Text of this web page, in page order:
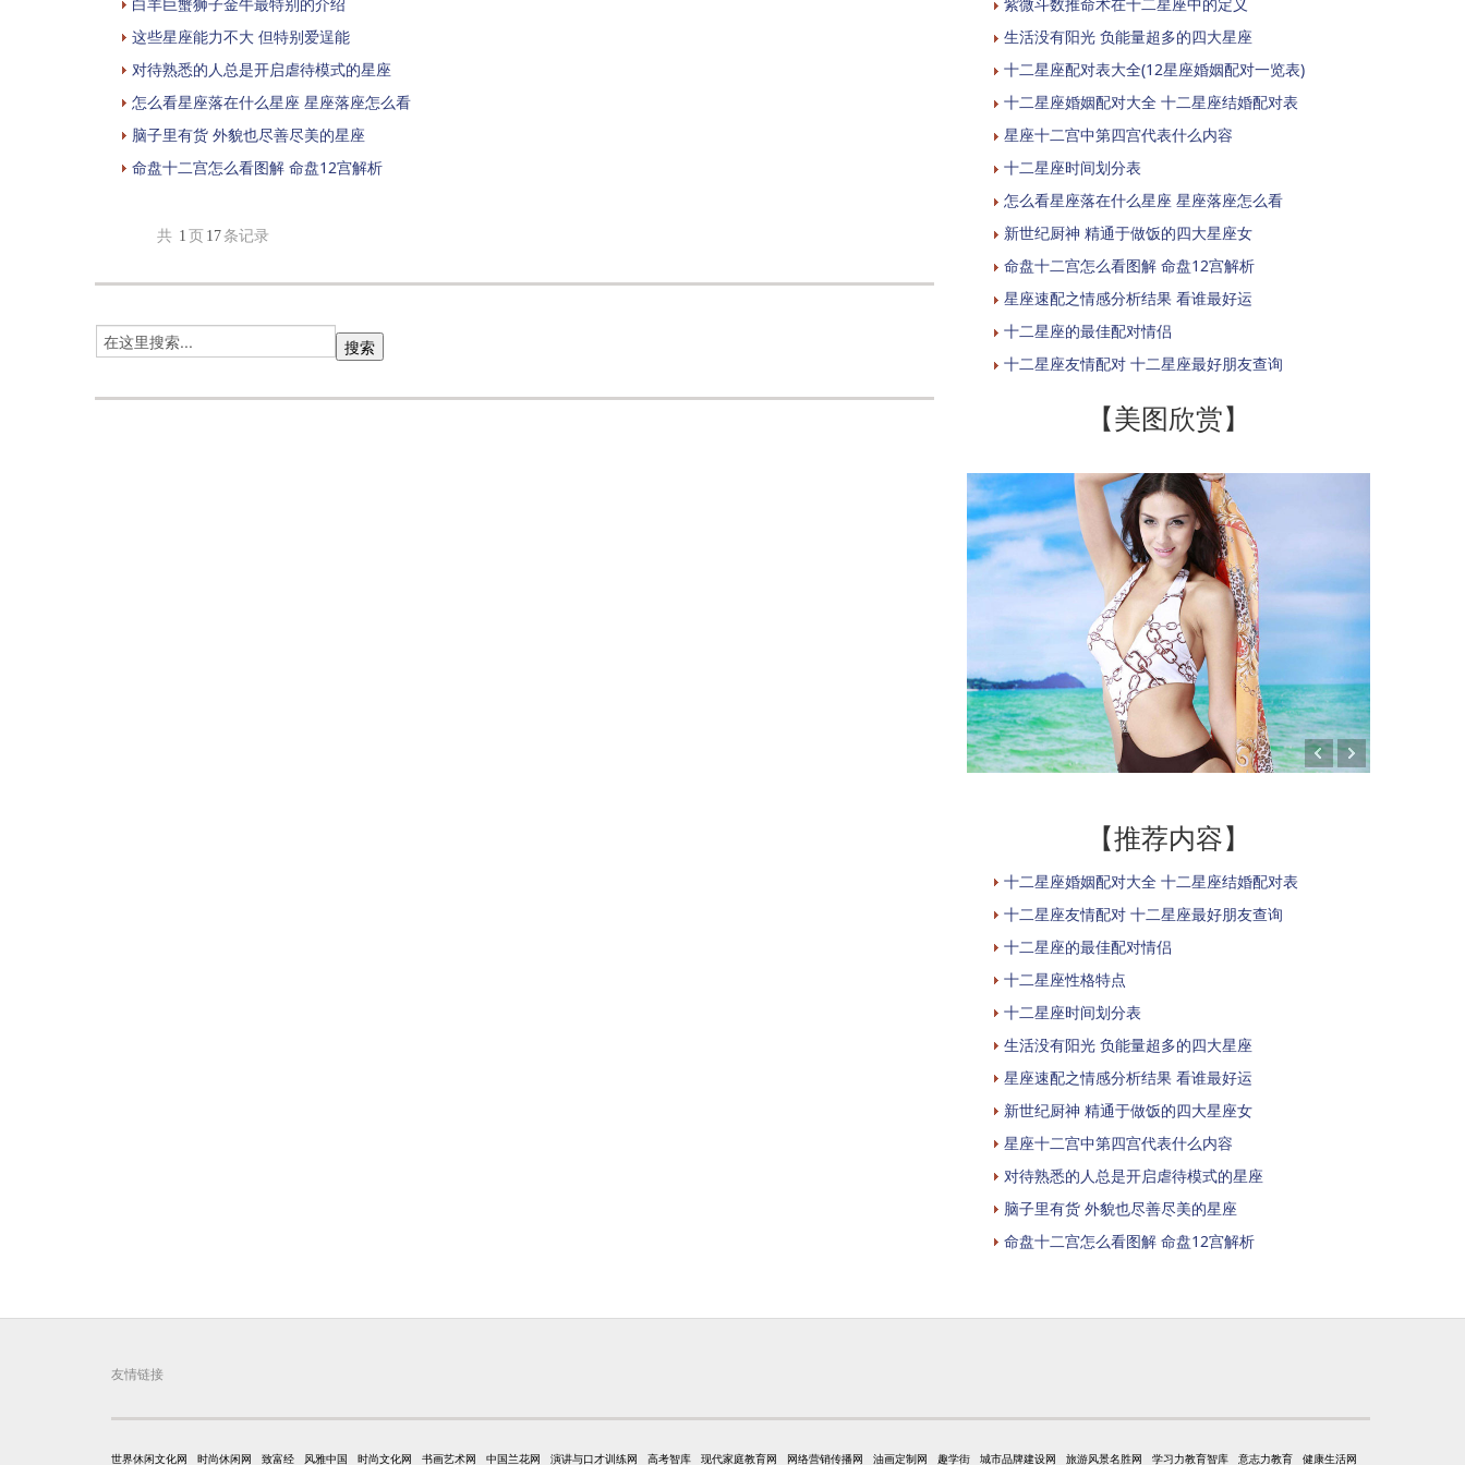
这些星座能力不大 但特别爱逞能
对待熟悉的人总是开启虐待模式的星座
怎么看星座落在什么星座 星座落座怎么看
脑子里有货 外貌也尽善尽美的星座
命盘十二宫怎么看图解 命盘12宫解析
共 1 页 17 条记录
生活没有阳光 负能量超多的四大星座
十二星座配对表大全(12星座婚姻配对一览表)
十二星座婚姻配对大全 十二星座结婚配对表
星座十二宫中第四宫代表什么内容
十二星座时间划分表
怎么看星座落在什么星座 星座落座怎么看
新世纪厨神 精通于做饭的四大星座女
命盘十二宫怎么看图解 命盘12宫解析
星座速配之情感分析结果 看谁最好运
十二星座的最佳配对情侣
十二星座友情配对 十二星座最好朋友查询
【美图欣赏】
【推荐内容】
十二星座婚姻配对大全 十二星座结婚配对表
十二星座友情配对 十二星座最好朋友查询
十二星座的最佳配对情侣
十二星座性格特点
十二星座时间划分表
生活没有阳光 负能量超多的四大星座
星座速配之情感分析结果 看谁最好运
新世纪厨神 精通于做饭的四大星座女
星座十二宫中第四宫代表什么内容
对待熟悉的人总是开启虐待模式的星座
脑子里有货 外貌也尽善尽美的星座
命盘十二宫怎么看图解 命盘12宫解析
友情链接
世界休闲文化网 时尚休闲网 致富经 风雅中国 时尚文化网 书画艺术网 中国兰花网 演讲与口才训练网 高考智库 现代家庭教育网 网络营销传播网 油画定制网 趣学街 城市品牌建设网 旅游风景名胜网 学习力教育智库 意志力教育 健康生活网